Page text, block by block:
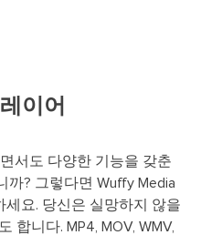
이어
서도 다양한 기능을 갖춘
까? 그렇다면 Wuffy Media
세요. 당신은 실망하지 않을
합니다. MP4, MOV, WMV,